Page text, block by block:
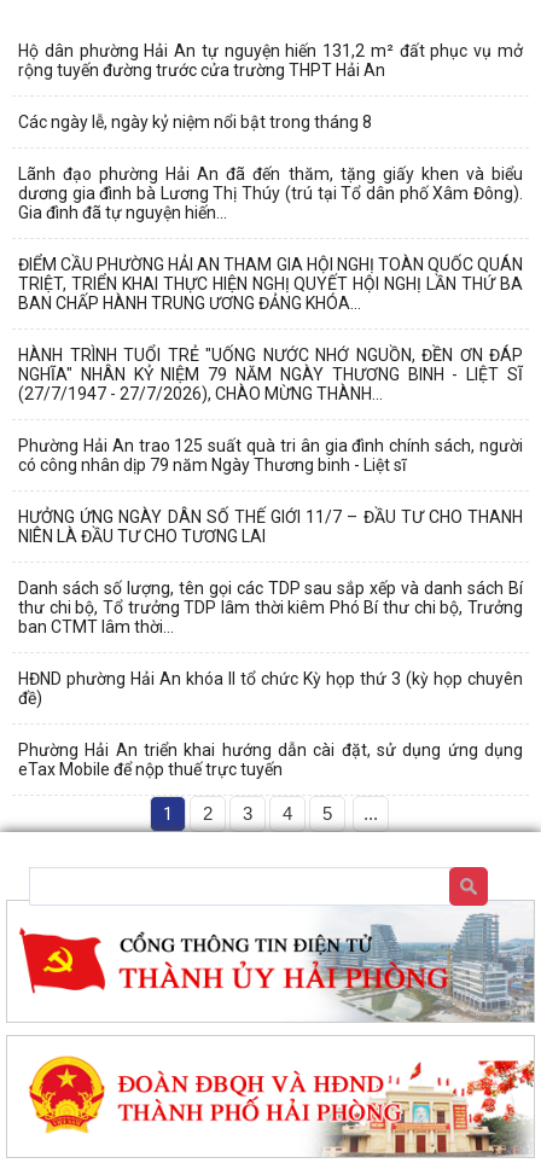
Hộ dân phường Hải An tự nguyện hiến 131,2 m² đất phục vụ mở
rộng tuyến đường trước cửa trường THPT Hải An
Các ngày lễ, ngày kỷ niệm nổi bật trong tháng 8
Lãnh đạo phường Hải An đã đến thăm, tặng giấy khen và biểu
dương gia đình bà Lương Thị Thúy (trú tại Tổ dân phố Xâm Đông).
Gia đình đã tự nguyện hiến...
ĐIỂM CẦU PHƯỜNG HẢI AN THAM GIA HỘI NGHỊ TOÀN QUỐC QUÁN
TRIỆT, TRIỂN KHAI THỰC HIỆN NGHỊ QUYẾT HỘI NGHỊ LẦN THỨ BA
BAN CHẤP HÀNH TRUNG ƯƠNG ĐẢNG KHÓA...
HÀNH TRÌNH TUỔI TRẺ "UỐNG NƯỚC NHỚ NGUỒN, ĐỀN ƠN ĐÁP
NGHĨA" NHÂN KỶ NIỆM 79 NĂM NGÀY THƯƠNG BINH - LIỆT SĨ
(27/7/1947 - 27/7/2026), CHÀO MỪNG THÀNH...
Phường Hải An trao 125 suất quà tri ân gia đình chính sách, người
có công nhân dịp 79 năm Ngày Thương binh - Liệt sĩ
HƯỞNG ỨNG NGÀY DÂN SỐ THẾ GIỚI 11/7 – ĐẦU TƯ CHO THANH
NIÊN LÀ ĐẦU TƯ CHO TƯƠNG LAI
Danh sách số lượng, tên gọi các TDP sau sắp xếp và danh sách Bí
thư chi bộ, Tổ trưởng TDP lâm thời kiêm Phó Bí thư chi bộ, Trưởng
ban CTMT lâm thời...
HĐND phường Hải An khóa II tổ chức Kỳ họp thứ 3 (kỳ họp chuyên
đề)
Phường Hải An triển khai hướng dẫn cài đặt, sử dụng ứng dụng
eTax Mobile để nộp thuế trực tuyến
1 2 3 4 5 ...